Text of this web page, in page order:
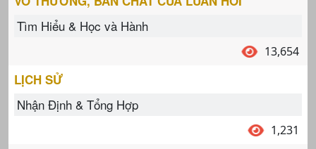
Tìm Hiểu & Học và Hành
13,654
LỊCH SỬ
Nhận Định & Tổng Hợp
1,231